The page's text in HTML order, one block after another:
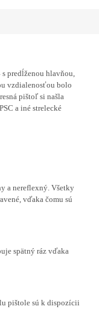
predĺženou hlavňou,
vzdialenosťou bolo
pištoľ si našla
a iné strelecké
a nereflexný. Všetky
vďaka čomu sú
spätný ráz vďaka
pištole sú k dispozícii